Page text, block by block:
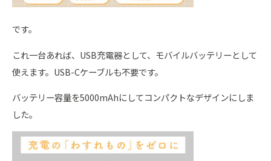
です。
これ一台あれば、USB充電器として、モバイルバッテリーとして
使えます。USB-Cケーブルも不要です。
バッテリー容量を5000mAhにしてコンパクトなデザインにしま
した。